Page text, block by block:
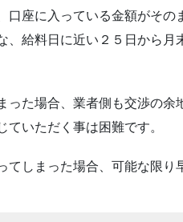
口座に入っている金額がそ
、給料日に近い２５日から
った場合、業者側も交渉の
ていただく事は困難です。
てしまった場合、可能な限り